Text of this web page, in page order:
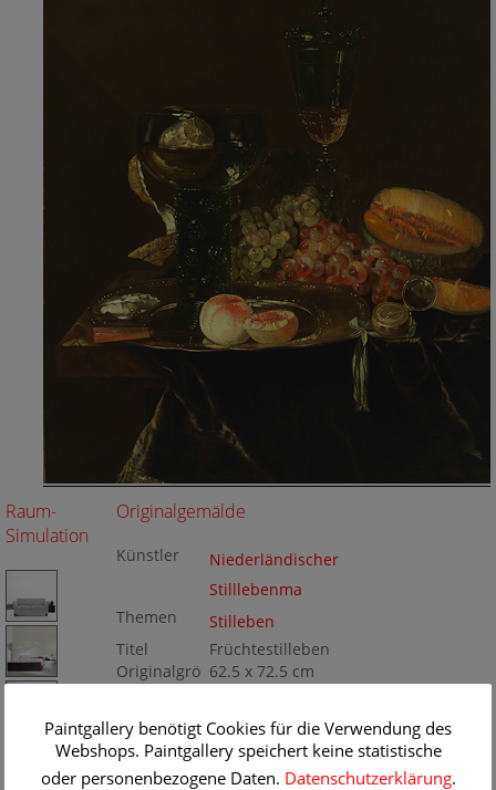
Raum-
Simulation
Originalgemälde
Künstler
Niederländischer
Stilllebenma
Themen
Stilleben
Titel
Früchtestilleben
Originalgrö 62.5 x 72.5 cm
Nr
KD129-012392
Paintgallery benötigt Cookies für die Verwendung des
Webshops. Paintgallery speichert keine statistische
oder personenbezogene Daten. Datenschutzerklärung.